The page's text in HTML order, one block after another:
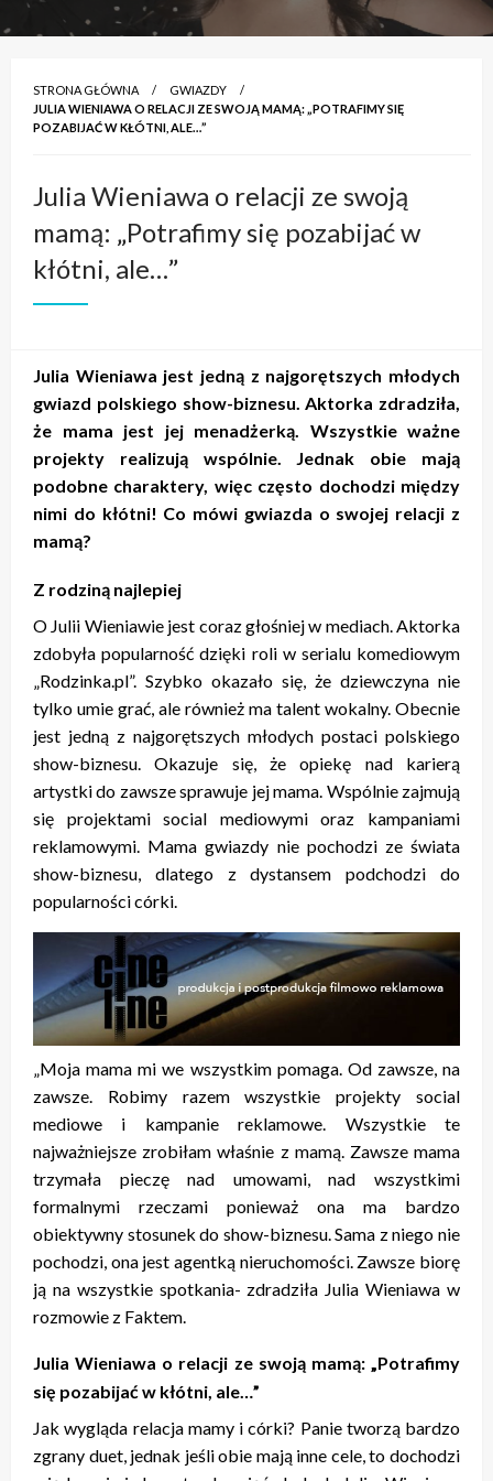
STRONA GŁÓWNA
GWIAZDY
JULIA WIENIAWA O RELACJI ZE SWOJĄ MAMĄ: „POTRAFIMY SIĘ
POZABIJAĆ W KŁÓTNI, ALE…”
Julia Wieniawa o relacji ze swoją
mamą: „Potrafimy się pozabijać w
kłótni, ale…”
Julia Wieniawa jest jedną z najgorętszych młodych
gwiazd polskiego show-biznesu. Aktorka zdradziła,
że mama jest jej menadżerką. Wszystkie ważne
projekty realizują wspólnie. Jednak obie mają
podobne charaktery, więc często dochodzi między
nimi do kłótni! Co mówi gwiazda o swojej relacji z
mamą?
Z rodziną najlepiej
O Julii Wieniawie jest coraz głośniej w mediach. Aktorka
zdobyła popularność dzięki roli w serialu komediowym
„Rodzinka.pl”. Szybko okazało się, że dziewczyna nie
tylko umie grać, ale również ma talent wokalny. Obecnie
jest jedną z najgorętszych młodych postaci polskiego
show-biznesu. Okazuje się, że opiekę nad karierą
artystki do zawsze sprawuje jej mama. Wspólnie zajmują
się projektami social mediowymi oraz kampaniami
reklamowymi. Mama gwiazdy nie pochodzi ze świata
show-biznesu, dlatego z dystansem podchodzi do
popularności córki.
„Moja mama mi we wszystkim pomaga. Od zawsze, na
zawsze. Robimy razem wszystkie projekty social
mediowe i kampanie reklamowe. Wszystkie te
najważniejsze zrobiłam właśnie z mamą. Zawsze mama
trzymała pieczę nad umowami, nad wszystkimi
formalnymi rzeczami ponieważ ona ma bardzo
obiektywny stosunek do show-biznesu. Sama z niego nie
pochodzi, ona jest agentką nieruchomości. Zawsze biorę
ją na wszystkie spotkania- zdradziła Julia Wieniawa w
rozmowie z Faktem.
Julia Wieniawa o relacji ze swoją mamą: „Potrafimy
się pozabijać w kłótni, ale…”
Jak wygląda relacja mamy i córki? Panie tworzą bardzo
zgrany duet, jednak jeśli obie mają inne cele, to dochodzi